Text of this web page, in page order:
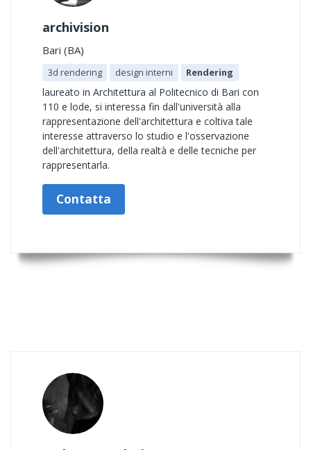
archivision
Bari (BA)
3d rendering design interni Rendering
laureato in Architettura al Politecnico di Bari con
110 e lode, si interessa fin dall'università alla
rappresentazione dell'architettura e coltiva tale
interesse attraverso lo studio e l'osservazione
dell'architettura, della realtà e delle tecniche per
rappresentarla.
Contatta